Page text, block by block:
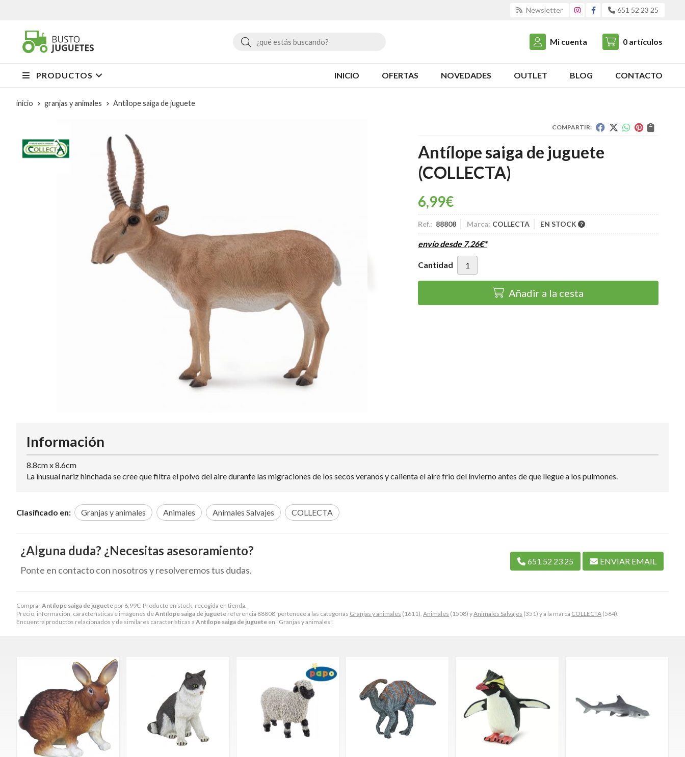
Newsletter 651 52 23 25
Buscar Mi cuenta 0 artículos
PRODUCTOS INICIO OFERTAS NOVEDADES OUTLET BLOG CONTACTO
inicio granjas y animales Antílope saiga de juguete
COMPARTIR:
Antílope saiga de juguete
(COLLECTA)
6,99€
Ref.: 88808 Marca: COLLECTA EN STOCK
envío desde 7,26€*
Cantidad
Añadir a la cesta
ComprarAntílope saiga de juguete por 6,99€ . Producto en stock, recogida en tienda.
Precio, información, características e imágenes deAntílope saiga de juguete referencia 88808, pertenece a las categorías Granjas y animales (1611), Animales (1508) yAnimales Salvajes (351) y a la marca COLLECTA (564).
Encuentra productos relacionados y de similares características a Antílope saiga de juguete en "Granjas y animales".
Información
8.8cm x 8.6cm
La inusual nariz hinchada se cree que filtra el polvo del aire durante las migraciones de los secos veranos y calienta el aire frio del invierno antes de que llegue a los pulmones.
Clasificado en: Granjas y animales Animales Animales Salvajes COLLECTA
¿Alguna duda? ¿Necesitas asesoramiento?
Ponte en contacto con nosotros y resolveremos tus dudas.
651 52 23 25 ENVIAR EMAIL